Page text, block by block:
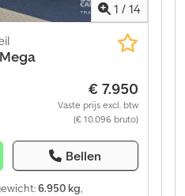
1 / 14
€ 7.950
Vaste prijs excl. btw
(€ 10.096 bruto)
Bellen
6.950 kg,